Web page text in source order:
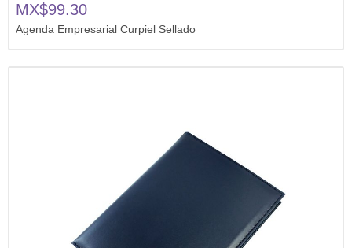
MX$99.30
Agenda Empresarial Curpiel Sellado